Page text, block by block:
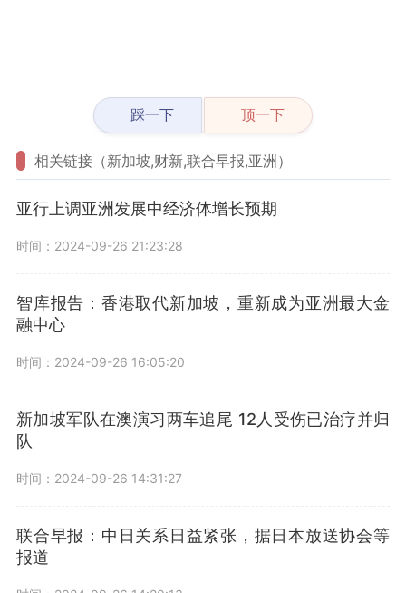
踩一下 顶一下
相关链接（新加坡,财新,联合早报,亚洲）
亚行上调亚洲发展中经济体增长预期
时间：2024-09-26 21:23:28
智库报告：香港取代新加坡，重新成为亚洲最大金
融中心
时间：2024-09-26 16:05:20
新加坡军队在澳演习两车追尾 12人受伤已治疗并归
队
时间：2024-09-26 14:31:27
联合早报：中日关系日益紧张，据日本放送协会等
报道